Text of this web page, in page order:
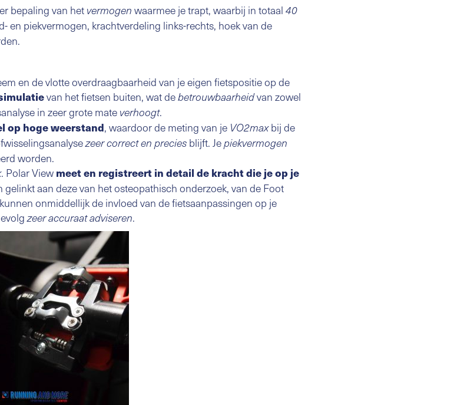
bepaling van het vermogen waarmee je trapt, waarbij in totaal 40
en piekvermogen, krachtverdeling links-rechts, hoek van de
en de vlotte overdraagbaarheid van je eigen fietspositie op de
van het fietsen buiten, wat debetrouwbaarheidvan zowel
in zeer grote mate verhoogt.
op hoge weerstand, waardoor de meting van je VO2maxbij de
zeer correct en precies blijft. Jepiekvermogen
worden.
. Polar Viewmeet en registreert in detail de kracht die je op je
gelinkt aan deze van het osteopathisch onderzoek, van de Foot
onmiddellijk de invloed van de fietsaanpassingen op je
zeer accuraat adviseren.